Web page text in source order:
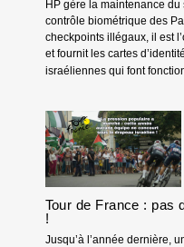
HP gère la maintenance du
contrôle biométrique des
checkpoints illégaux, il est
et fournit les cartes
israéliennes qui font
Tour de France : pas
!
Jusqu’à l’année dernière,